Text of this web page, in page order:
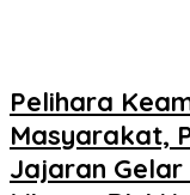
Pelihara
Masyarakat,
Jajaran